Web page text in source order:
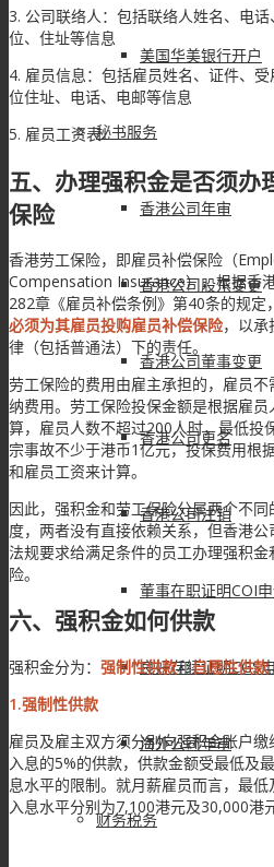
美国华美银行开户
秘书服务
香港公司年审
香港公司股东变更
香港公司董事变更
香港公司更名
香港公司注销
董事在职证明COI
良好存续证明CGS
海外公司年审
财务税务
3. 公司联络人：包括联络人姓名、电
位、住址等信息
4. 雇员信息：包括雇员姓名、证件、
位住址、电话、电邮等信息
5. 雇员工资表
五、办理强积金是否须办
保险
香港劳工保险，即雇员补偿保险（
Compensation Insurance），根据香
282章《雇员补偿条例》第40条的规定，
必须为其雇员投购雇员补偿保险，以承
律（包括普通法）下的责任。
劳工保险的费用由雇主承担的，雇员不
纳费用。劳工保险投保金额是根据雇员
算，雇员人数不超过200人时，最低投
宗事故不少于港币1亿元，投保费用根
和雇员工资来计算。
因此，强积金和劳工保险分属两个不同
度，两者没有直接依赖关系，但香港公
法规要求给满足条件的员工办理强积金
险。
六、强积金如何供款
强积金分为： 强制性供款和自愿性供款
1.强制性供款
雇员及雇主双方须分别向强积金账户缴
入息的5%的供款，供款金额受最低及
息水平的限制。就月薪雇员而言，最低
入息水平分别为7,100港元及30,000港元